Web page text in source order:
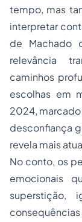
tempo, mas
interpretar
de Machado
relevância
caminhos
escolhas em
2024,
desconfiança
revela mais
No conto, os
emocionais
superstição,